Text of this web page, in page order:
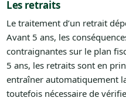
Les retraits
Le traitement d’un retrait
Avant 5 ans, les
contraignantes sur le plan
5 ans, les retraits sont en
entraîner automatiquement
toutefois nécessaire de